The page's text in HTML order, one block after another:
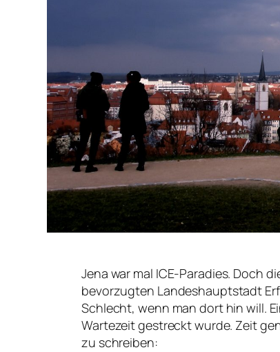
Jena war mal ICE-Paradies. Doch
bevorzugten Landeshauptstadt
Schlecht, wenn man dort hin will.
Wartezeit gestreckt wurde. Zeit
zu schreiben: